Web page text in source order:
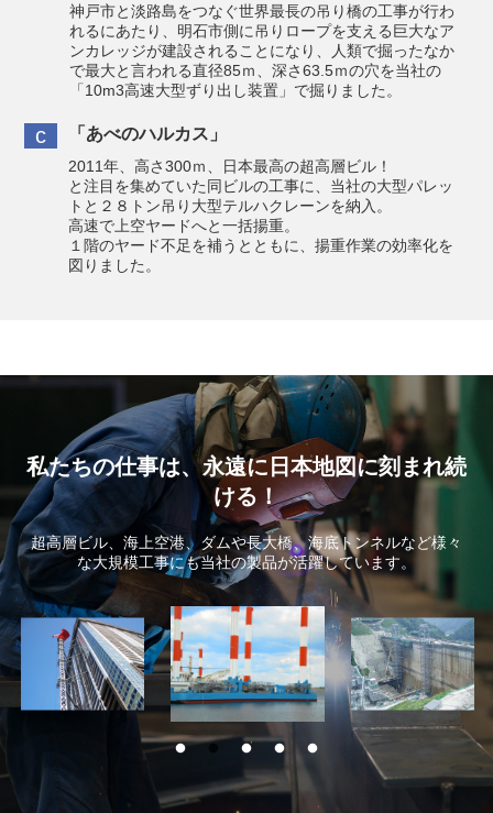
神戸市と淡路島をつなぐ世界最長の吊り橋の工事が行わ
れるにあたり、明石市側に吊りロープを支える巨大なア
ンカレッジが建設されることになり、人類で掘ったなか
で最大と言われる直径85ｍ、深さ63.5ｍの穴を当社の
「10m3高速大型ずり出し装置」で掘りました。
c 「あべのハルカス」
2011年、高さ300ｍ、日本最高の超高層ビル！
と注目を集めていた同ビルの工事に、当社の大型パレッ
トと２８トン吊り大型テルハクレーンを納入。
高速で上空ヤードへと一括揚重。
１階のヤード不足を補うとともに、揚重作業の効率化を
図りました。
私たちの仕事は、永遠に日本地図に刻まれ続
ける！
超高層ビル、海上空港、ダムや長大橋、海底トンネルなど様々
な大規模工事にも当社の製品が活躍しています。